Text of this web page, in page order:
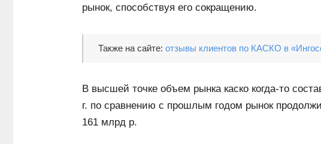
рынок, способствуя его сокращению.
Также на сайте: отзывы клиентов по КАСКО в
В высшей точке объем рынка каско когда-то
г. по сравнению с прошлым годом рынок
161 млрд р.